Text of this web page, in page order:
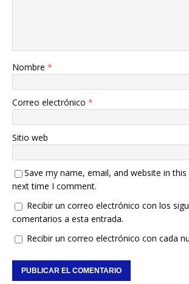
Nombre *
Correo electrónico *
Sitio web
Save my name, email, and website in
next time I comment.
Recibir un correo electrónico con los
comentarios a esta entrada.
Recibir un correo electrónico con cada